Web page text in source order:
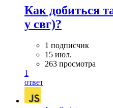
Как добиться
у свг)?
1 подписчик
15 июл.
263 просмотра
1
ответ